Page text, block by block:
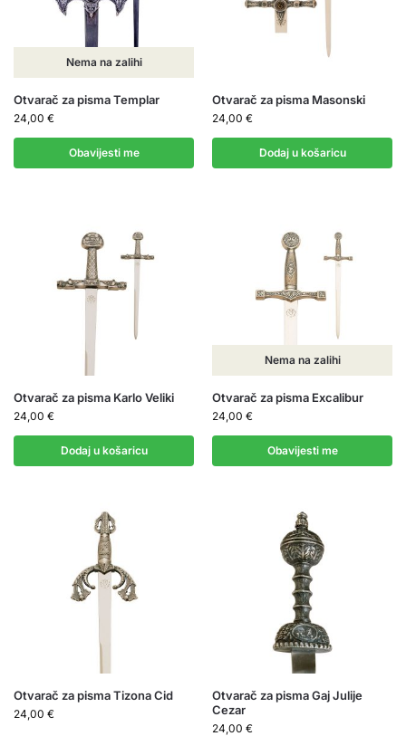
Nema na zalihi
Otvarač za pisma Templar
24,00 €
Obavijesti me
Otvarač za pisma Masonski
24,00 €
Dodaj u košaricu
Otvarač za pisma Karlo Veliki
24,00 €
Dodaj u košaricu
Nema na zalihi
Otvarač za pisma Excalibur
24,00 €
Obavijesti me
Otvarač za pisma Tizona Cid
24,00 €
Otvarač za pisma Gaj Julije
Cezar
24,00 €